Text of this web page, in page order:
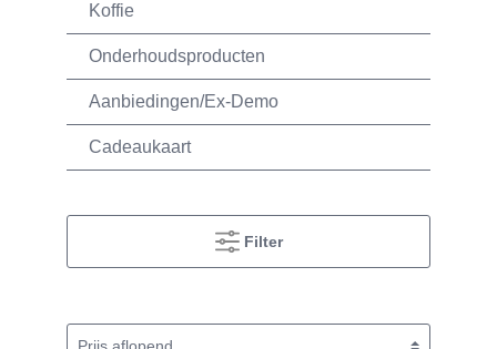
Koffie
Onderhoudsproducten
Aanbiedingen/Ex-Demo
Cadeaukaart
Filter